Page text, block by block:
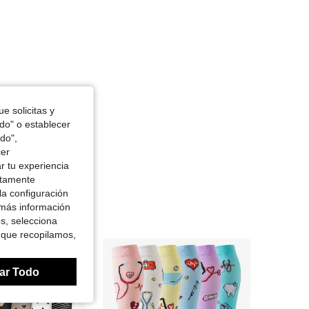
solicitas y
o establecer
tu experiencia
configuración
información
selecciona
recopilamos,
Todo